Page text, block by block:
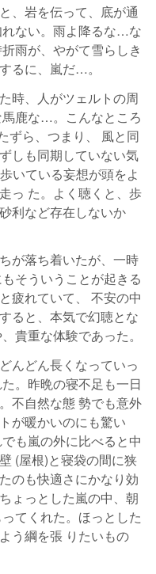
、岩を伝って、底が通
ない。雨よ降るな…な
雨が、やがて雪らしき
るに、嵐だ…。
時、人がツェルトの周
鹿な…。こんなところ
ずら、つまり、 風と同
しも同期していない気
いている妄想が頭をよ
っ た。よく聴くと、歩
利など存在しないか
が落ち着いたが、一時
そういうことが起きる
疲れていて、 不安の中
ると、本気で幻聴とな
貴重な体験であった。
んどん長くなっていっ
。昨晩の寝不足も一日
不自然な態 勢でも意外
が暖かいのにも驚い
も嵐の外に比べると中
(屋根)と寝袋の間に狭
のも快適さにかなり効
ょっとした嵐の中、朝
てくれた。ほっとした
う綱を張 りたいもの